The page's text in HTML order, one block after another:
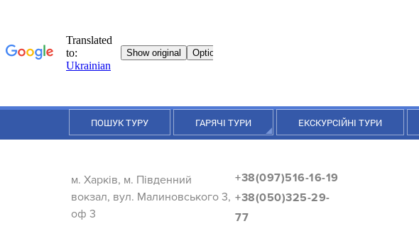
ПОШУК ТУРУ ГАРЯЧІ ТУРИ ЕКСКУРСІЙНІ ТУРИ
м. Харків, м. Південний
вокзал, вул. Малиновського 3,
оф 3
+38(097)516-16-19
+38(050)325-29-
77